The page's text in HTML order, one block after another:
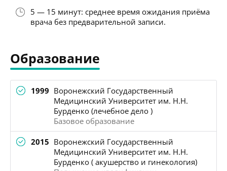
5 — 15 минут: среднее время ожидания приёма
врача без предварительной записи.
Образование
1999 Воронежский Государственный
Медицинский Университет им. Н.Н.
Бурденко (лечебное дело )
Базовое образование
2015 Воронежский Государственный
Медицинский Университет им. Н.Н.
Бурденко ( акушерство и гинекология)